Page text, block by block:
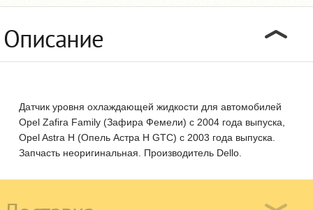
Описание
Датчик уровня охлаждающей жидкости для автомобилей
Opel Zafira Family (Зафира Фемели) с 2004 года выпуска,
Opel Astra H (Опель Астра Н GTC) с 2003 года выпуска.
Запчасть неоригинальная. Производитель Dello.